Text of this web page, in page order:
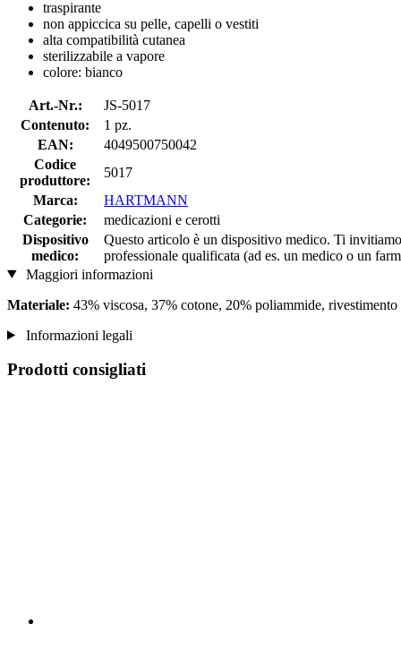
traspirante
non appiccica su pelle, capelli o vestiti
alta compatibilità cutanea
sterilizzabile a vapore
colore: bianco
Art.-Nr.:
JS-5017
Contenuto:
1 pz.
EAN:
4049500750042
Codice
produttore:
5017
Marca:
HARTMANN
Categorie:
medicazioni e cerotti
Dispositivo
medico:
Questo articolo è un dispositivo medico. Ti
professionale qualificata (ad es. un medico o un
Maggiori informazioni
Materiale: 43% viscosa, 37% cotone, 20% poliammide,
Informazioni legali
Prodotti consigliati